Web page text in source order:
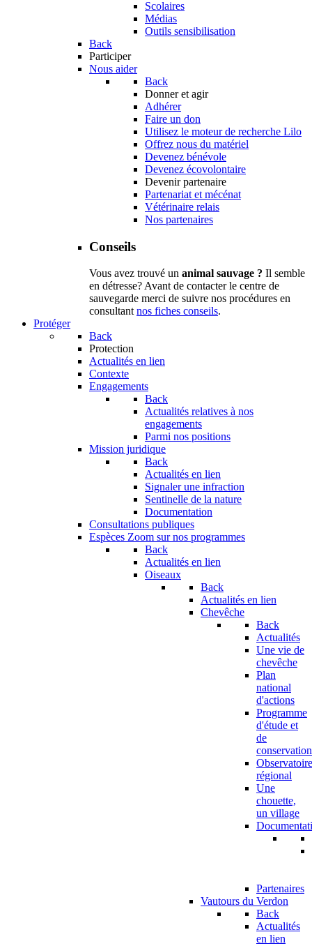
Scolaires
Médias
Outils sensibilisation
Back
Participer
Nous aider
Back
Donner et agir
Adhérer
Faire un don
Utilisez le moteur de recherche Lilo
Offrez nous du matériel
Devenez bénévole
Devenez écovolontaire
Devenir partenaire
Partenariat et mécénat
Vétérinaire relais
Nos partenaires
Conseils
Vous avez trouvé un animal sauvage ? Il semble
en détresse? Avant de contacter le centre de
sauvegarde merci de suivre nos procédures en
consultantnos fiches conseils.
Protéger
Back
Protection
Actualités en lien
Contexte
Engagements
Back
Actualités relatives à nos
engagements
Parmi nos positions
Mission juridique
Back
Actualités en lien
Signaler une infraction
Sentinelle de la nature
Documentation
Consultations publiques
Espèces Zoom sur nos programmes
Back
Actualités en lien
Oiseaux
Back
Actualités en lien
Chevêche
Back
Actualités
Une vie de
chevêche
Plan
national
d'actions
Programme
d'étude et
de
conservation
Observatoire
régional
Une
chouette,
un village
Partenaires
Vautours du Verdon
Back
Actualités
en lien